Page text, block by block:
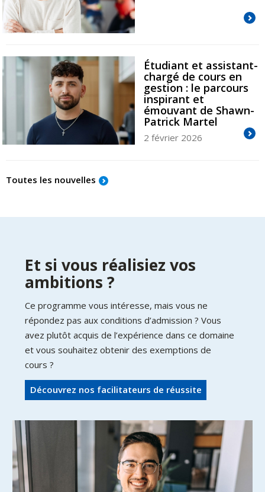
Étudiant et assistant-
chargé de cours en
gestion : le parcours
inspirant et
émouvant de Shawn-
Patrick Martel
2 février 2026
Toutes les nouvelles
Et si vous réalisiez vos
ambitions ?
Ce programme vous intéresse, mais vous ne
répondez pas aux conditions d’admission ? Vous
avez plutôt acquis de l’expérience dans ce domaine
et vous souhaitez obtenir des exemptions de
cours ?
Découvrez nos facilitateurs de réussite